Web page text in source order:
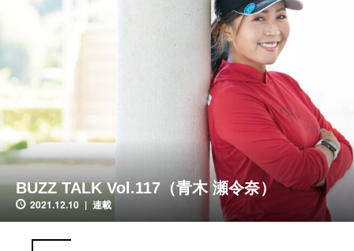
BUZZ TALK Vol.117（青木 瀬令奈）
2021.12.10 連載